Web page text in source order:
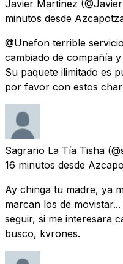
Javier Martinez
minutos desde
@Unefon terrible
cambiado de compañía
Su paquete ilimitado es
por favor con estos
Sagrario La Tía Tisha
16 minutos desde
Ay chinga tu madre, ya
marcan los de
seguir, si me interesara
busco, kvrones.